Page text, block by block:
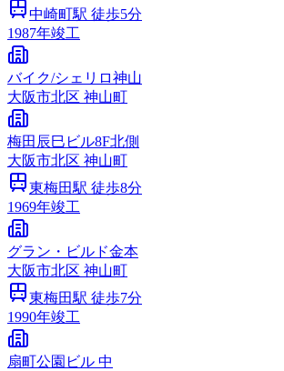
中崎町駅 徒歩5分
1987年竣工
バイク/シェリロ神山
大阪市北区 神山町
梅田辰巳ビル8F北側
大阪市北区 神山町
東梅田駅 徒歩8分
1969年竣工
グラン・ビルド金本
大阪市北区 神山町
東梅田駅 徒歩7分
1990年竣工
扇町公園ビル 中